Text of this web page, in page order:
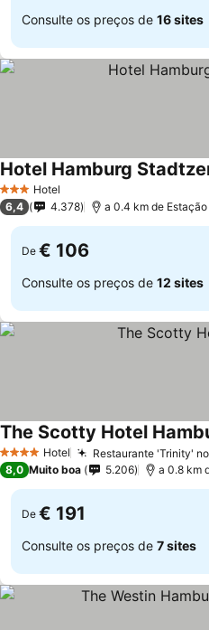
Consulte os preços de 16 sites
3 EstrelasHotel
Hotel Hamburg
6,4 4.378 a 0.4 km de
De € 106
Consulte os preços de 12 sites
4 EstrelasHotel Restaurante 'Trinity'
The Scotty Hotel
8,0 Muito boa 5.206 a 0.8 km
De € 191
Consulte os preços de 7 sites